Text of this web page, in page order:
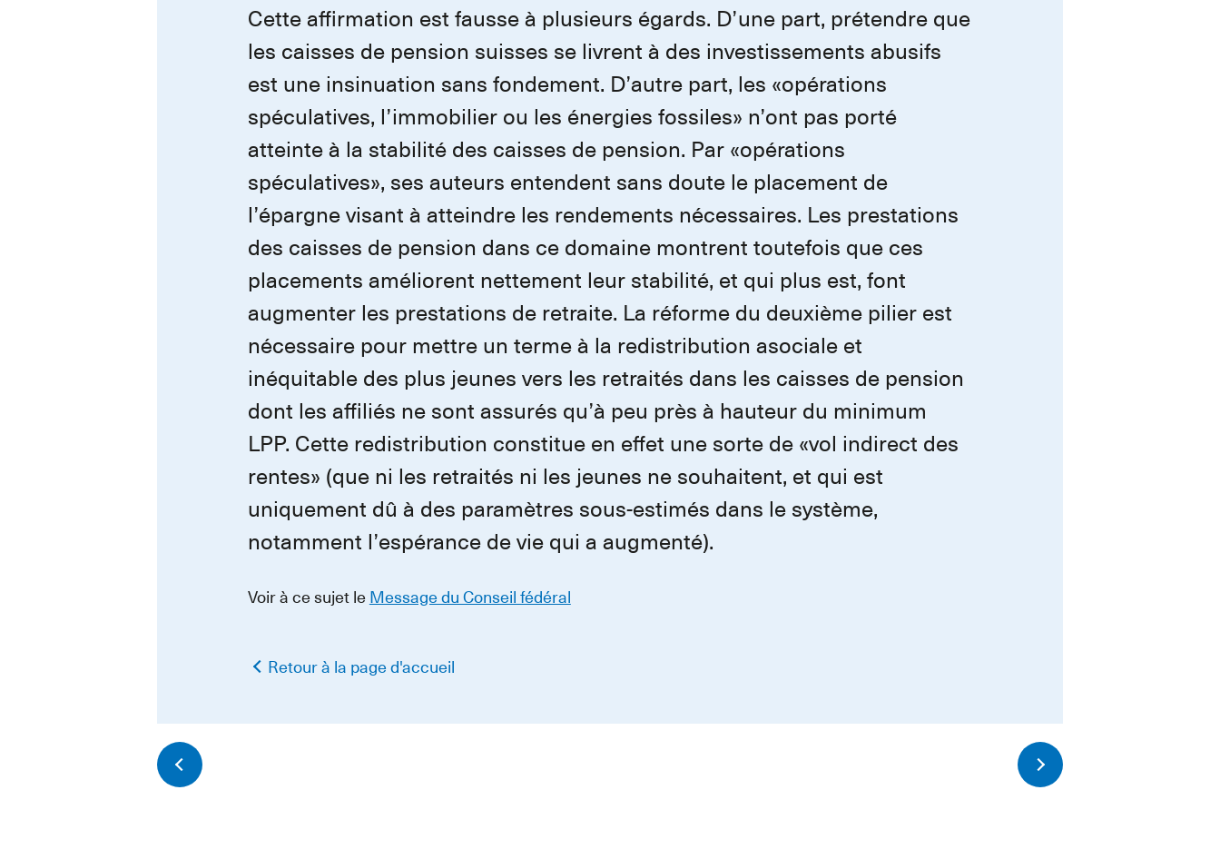
Cette affirmation est fausse à plusieurs égards. D’une part, prétendre que
les caisses de pension suisses se livrent à des investissements abusifs
est une insinuation sans fondement. D’autre part, les «opérations
spéculatives, l’immobilier ou les énergies fossiles» n’ont pas porté
atteinte à la stabilité des caisses de pension. Par «opérations
spéculatives», ses auteurs entendent sans doute le placement de
l’épargne visant à atteindre les rendements nécessaires. Les prestations
des caisses de pension dans ce domaine montrent toutefois que ces
placements améliorent nettement leur stabilité, et qui plus est, font
augmenter les prestations de retraite. La réforme du deuxième pilier est
nécessaire pour mettre un terme à la redistribution asociale et
inéquitable des plus jeunes vers les retraités dans les caisses de pension
dont les affiliés ne sont assurés qu’à peu près à hauteur du minimum
LPP. Cette redistribution constitue en effet une sorte de «vol indirect des
rentes» (que ni les retraités ni les jeunes ne souhaitent, et qui est
uniquement dû à des paramètres sous-estimés dans le système,
notamment l’espérance de vie qui a augmenté).
Voir à ce sujet leMessage du Conseil fédéral
Retour à la page d'accueil